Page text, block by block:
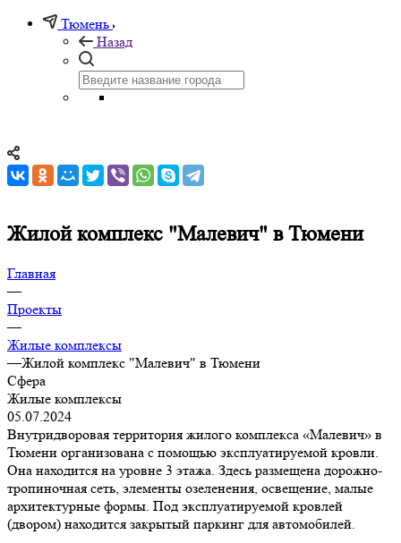
Тюмень
Назад
Жилой комплекс "Малевич" в Тюмени
Главная
—
Проекты
—
Жилые комплексы
—Жилой комплекс "Малевич" в Тюмени
Сфера
Жилые комплексы
05.07.2024
Внутридворовая территория жилого комплекса «Малевич» в
Тюмени организована с помощью эксплуатируемой кровли.
Она находится на уровне 3 этажа. Здесь размещена дорожно-
тропиночная сеть, элементы озеленения, освещение, малые
архитектурные формы. Под эксплуатируемой кровлей
(двором) находится закрытый паркинг для автомобилей.